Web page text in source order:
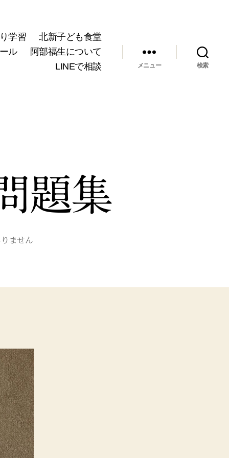
学習
北新子ども食堂
ル
阿部福生について
LINEで相談
メニュー 検索
題集
ません